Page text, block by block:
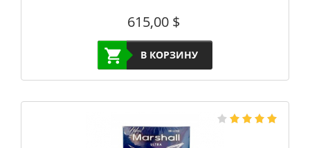
615,00$
В КОРЗИНУ